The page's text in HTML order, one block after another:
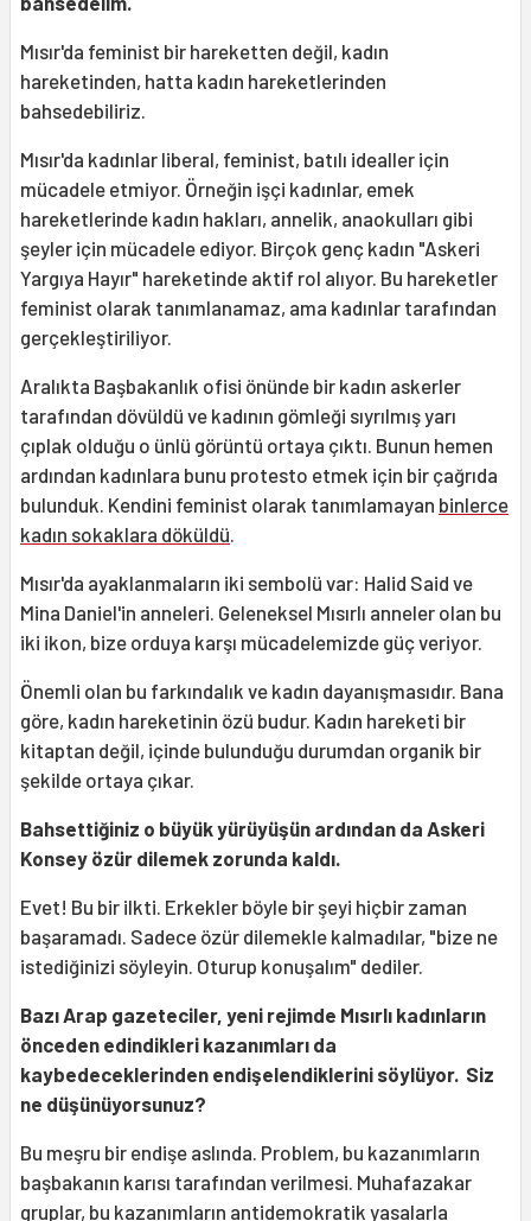
Mısır'da feminist bir hareketten değil, kadın
hareketinden, hatta kadın hareketlerinden
bahsedebiliriz.
Mısır'da kadınlar liberal, feminist, batılı idealler için
mücadele etmiyor. Örneğin işçi kadınlar, emek
hareketlerinde kadın hakları, annelik, anaokulları gibi
şeyler için mücadele ediyor. Birçok genç kadın "Askeri
Yargıya Hayır" hareketinde aktif rol alıyor. Bu hareketler
feminist olarak tanımlanamaz, ama kadınlar tarafından
gerçekleştiriliyor.
Aralıkta Başbakanlık ofisi önünde bir kadın askerler
tarafından dövüldü ve kadının gömleği sıyrılmış yarı
çıplak olduğu o ünlü görüntü ortaya çıktı. Bunun hemen
ardından kadınlara bunu protesto etmek için bir çağrıda
bulunduk. Kendini feminist olarak tanımlamayan binlerce
kadın sokaklara döküldü.
Mısır'da ayaklanmaların iki sembolü var: Halid Said ve
Mina Daniel'in anneleri. Geleneksel Mısırlı anneler olan bu
iki ikon, bize orduya karşı mücadelemizde güç veriyor.
Önemli olan bu farkındalık ve kadın dayanışmasıdır. Bana
göre, kadın hareketinin özü budur. Kadın hareketi bir
kitaptan değil, içinde bulunduğu durumdan organik bir
şekilde ortaya çıkar.
Bahsettiğiniz o büyük yürüyüşün ardından da Askeri
Konsey özür dilemek zorunda kaldı.
Evet! Bu bir ilkti. Erkekler böyle bir şeyi hiçbir zaman
başaramadı. Sadece özür dilemekle kalmadılar, "bize ne
istediğinizi söyleyin. Oturup konuşalım" dediler.
Bazı Arap gazeteciler, yeni rejimde Mısırlı kadınların
önceden edindikleri kazanımları da
kaybedeceklerinden endişelendiklerini söylüyor. Siz
ne düşünüyorsunuz?
Bu meşru bir endişe aslında. Problem, bu kazanımların
başbakanın karısı tarafından verilmesi. Muhafazakar
gruplar, bu kazanımların antidemokratik yasalarla